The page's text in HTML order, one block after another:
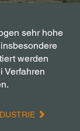
sehr hohe
werden
Verfahren